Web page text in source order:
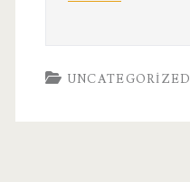
UNCATEGORIZED